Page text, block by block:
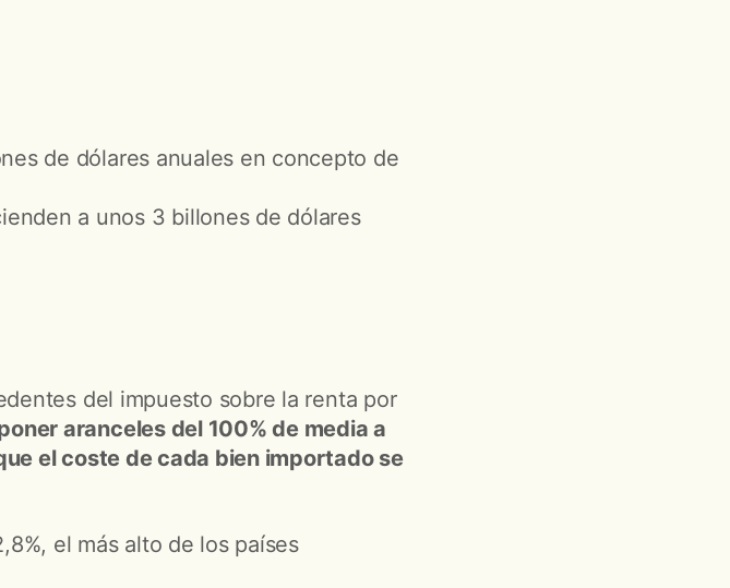
de dólares anuales en concepto de
a unos 3 billones de dólares
del impuesto sobre la renta por
aranceles del 100% de media a
el coste de cada bien importado se
el más alto de los países